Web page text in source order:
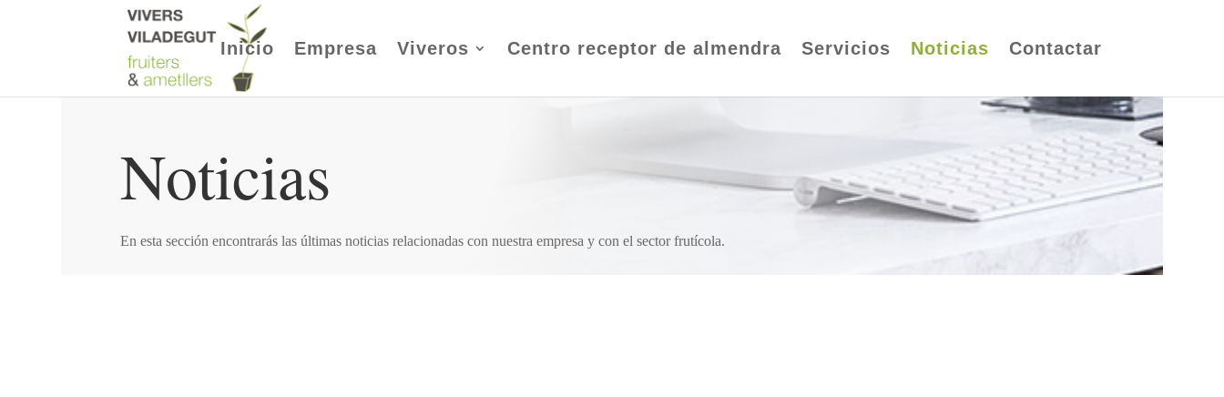
Inicio Empresa Viveros Centro receptor de almendra Servicios Noticias Contactar
Noticias
En esta sección encontrarás las últimas noticias relacionadas con nuestra empresa y con el sector frutícola.